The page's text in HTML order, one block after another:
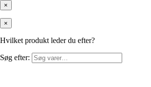
×
×
Hvilket produkt leder du efter?
Søg efter: